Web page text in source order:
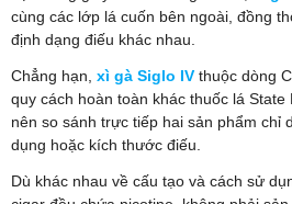
cùng các lớp lá cuốn bên ngoài, đồng
định dạng điếu khác nhau.
Chẳng hạn, xì gà Siglo IV thuộc dòng
quy cách hoàn toàn khác thuốc lá State
nên so sánh trực tiếp hai sản phẩm chỉ
dụng hoặc kích thước điếu.
Dù khác nhau về cấu tạo và cách sử